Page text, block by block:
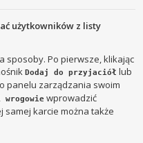
użytkowników z listy
sposoby. Po pierwsze, klikając
Dodaj do przyjaciół lub
panelu zarządzania swoim
wprowadzić
karcie można także